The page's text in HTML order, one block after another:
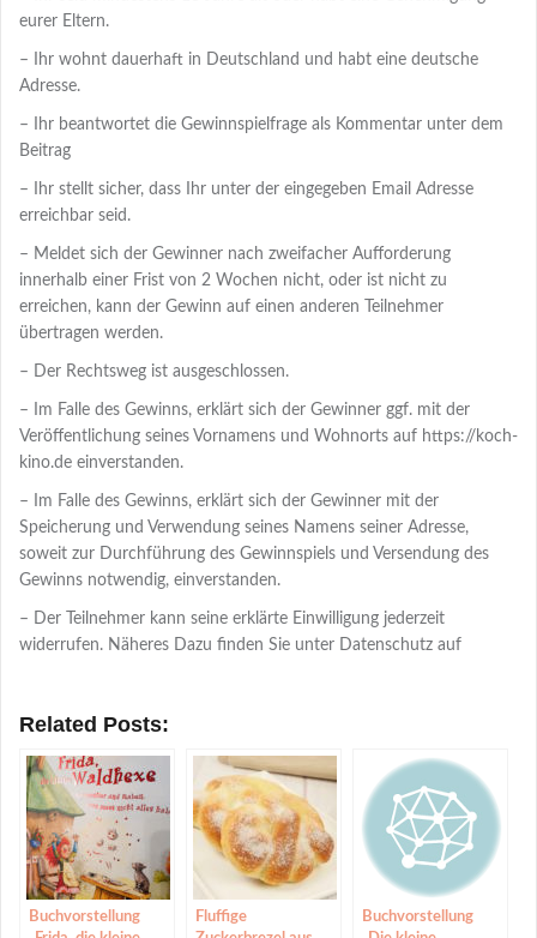
eurer Eltern.
– Ihr wohnt dauerhaft in Deutschland und habt eine deutsche
Adresse.
– Ihr beantwortet die Gewinnspielfrage als Kommentar unter dem
Beitrag
– Ihr stellt sicher, dass Ihr unter der eingegeben Email Adresse
erreichbar seid.
– Meldet sich der Gewinner nach zweifacher Aufforderung
innerhalb einer Frist von 2 Wochen nicht, oder ist nicht zu
erreichen, kann der Gewinn auf einen anderen Teilnehmer
übertragen werden.
– Der Rechtsweg ist ausgeschlossen.
– Im Falle des Gewinns, erklärt sich der Gewinner ggf. mit der
Veröffentlichung seines Vornamens und Wohnorts auf https://koch-
kino.de einverstanden.
– Im Falle des Gewinns, erklärt sich der Gewinner mit der
Speicherung und Verwendung seines Namens seiner Adresse,
soweit zur Durchführung des Gewinnspiels und Versendung des
Gewinns notwendig, einverstanden.
– Der Teilnehmer kann seine erklärte Einwilligung jederzeit
widerrufen. Näheres Dazu finden Sie unter Datenschutz auf
Related Posts:
Buchvorstellung
Fluffige
Buchvorstellung